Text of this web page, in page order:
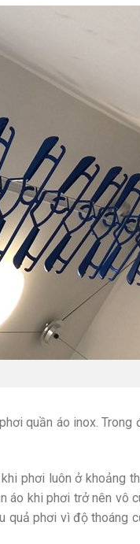
quần áo inox. Trong
phơi luôn ở khoảng
áo khi phơi trở nên vô
quả phơi vì độ thoáng